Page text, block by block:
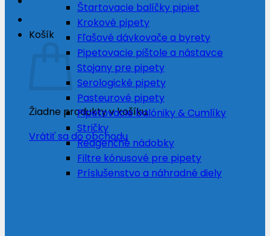
Košík
Žiadne produkty v košíku.
Vrátiť sa do obchodu
Štartovacie balíčky pipiet
Krokové pipety
Fľašové dávkovače a byrety
Pipetovacie pištole a nástavce
Stojany pre pipety
Serologické pipety
Pasteurové pipety
Pipetovacie balóniky & Cumlíky
Stričky
Reagenčné nádobky
Filtre kónusové pre pipety
Príslušenstvo a náhradné diely